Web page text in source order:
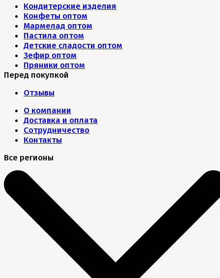
Кондитерские изделия
Конфеты оптом
Мармелад оптом
Пастила оптом
Детские сладости оптом
Зефир оптом
Пряники оптом
Перед покупкой
Отзывы
О компании
Доставка и оплата
Сотрудничество
Контакты
Все регионы